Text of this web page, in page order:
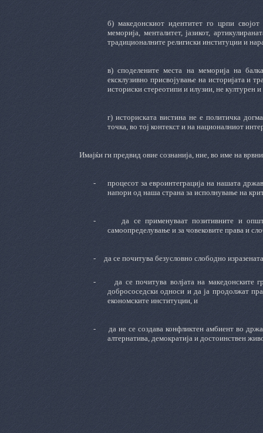
б) македонскиот идентитет го црпи својот
меморија, менталитет, јазикот,
традиционалните религиски институции и
в) споделените места на меморија на
ексклузивно присвојување на историјата и
историски стереотипи и илузии, не културен
г) историската вистина не е политичка
точка, во тој контекст и на националниот
Имајќи ги предвид овие сознанија, ние, во име на
-
процесот за евроинтеграција на нашата
напори од наша страна за исполнување на
-
да се применуваат позитивните и
самоопределување и за човековите права и
- да се почитува безусловно слободно
-
да се почитува волјата на македонските
добрососедски односи и да ја продолжат
економските институции, и
-
да не се создава конфликтен амбиент во
алтернатива, демократија и достоинствен